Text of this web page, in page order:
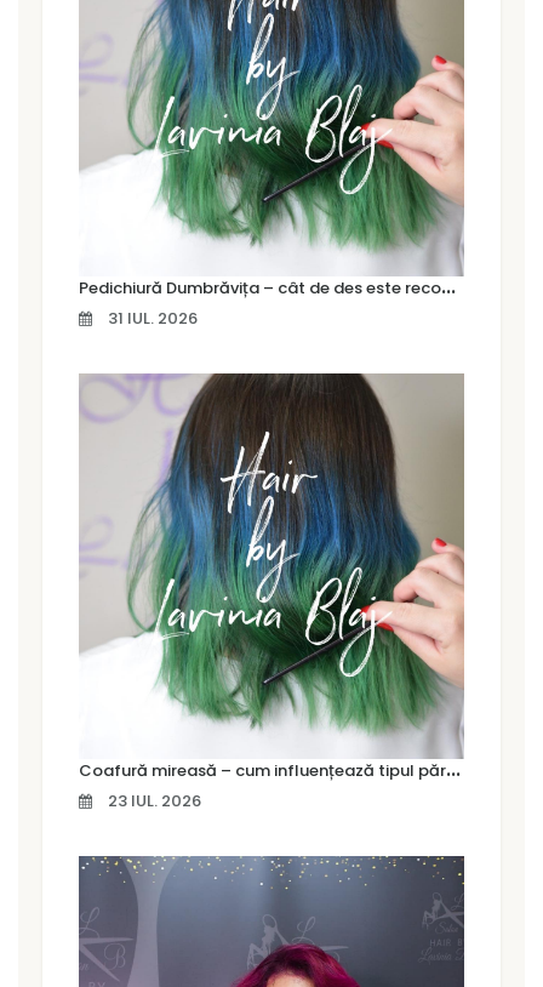
P
edichiură Dumbrăvița – cât de des este recomandat să îți faci o pedichiură profesională
31 IUL. 2026
C
oafură mireasă – cum influențează tipul părului alegerea coafurii
23 IUL. 2026